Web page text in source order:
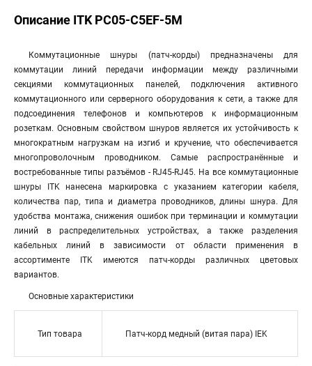
Описание ITK PC05-C5EF-5M
Коммутационные шнуры (патч-корды) предназначены для
коммутации линий передачи информации между различными
секциями коммутационных панелей, подключения активного
коммутационного или серверного оборудования к сети, а также для
подсоединения телефонов и компьютеров к информационным
розеткам. Основным свойством шнуров является их устойчивость к
многократным нагрузкам на изгиб и кручение, что обеспечивается
многопроволочным проводником. Самые распространённые и
востребованные типы разъёмов - RJ45-RJ45. На все коммутационные
шнуры ITK нанесена маркировка с указанием категории кабеля,
количества пар, типа и диаметра проводников, длины шнура. Для
удобства монтажа, снижения ошибок при терминации и коммутации
линий в распределительных устройствах, а также разделения
кабельных линий в зависимости от области применения в
ассортименте ITK имеются патч-корды различных цветовых
вариантов.
Основные характеристики
Тип товара Патч-корд медный (витая пара) IEK